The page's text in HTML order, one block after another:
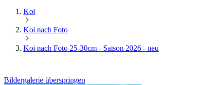
Koi
Koi nach Foto
Koi nach Foto 25-30cm - Saison 2026 - neu
Bildergalerie überspringen